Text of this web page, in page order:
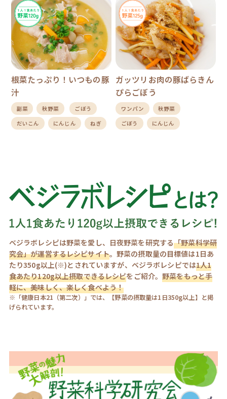
根菜たっぷり！いつもの豚
汁
副菜 秋野菜
ごぼう
だいこん
にんじん ねぎ
ガッツリお肉の豚ばらきん
ぴらごぼう
ワンパン
秋野菜
ごぼう
にんじん
ベジラボレシピは野菜を愛し、日夜野菜を研究する「野菜科学研
究会」が運営するレシピサイト。野菜の摂取量の目標値は1日あ
たり350g以上(※)とされていますが、ベジラボレシピでは1人1
食あたり120g以上摂取できるレシピをご紹介。野菜をもっと手
軽に、美味しく、楽しく食べよう！
※「健康日本21（第二次）」では、【野菜の摂取量は1日350g以上】と掲
げられています。